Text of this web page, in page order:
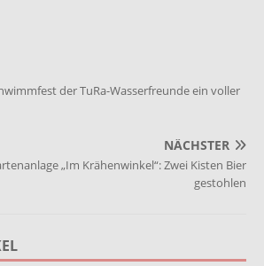
der TuRa-Wasserfreunde ein voller
NÄCHSTER
„Im Krähenwinkel“: Zwei Kisten Bier
gestohlen